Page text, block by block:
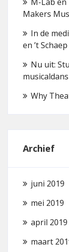
Makers
In de
en ’t
Nu uit:
musicaldans
Why
Archief
juni 2019
mei 2019
april 2019
maart